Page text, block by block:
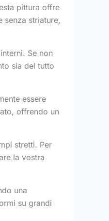
pittura offre
senza striature,
Se non
sia del tutto
essere
offrendo un
stretti. Per
la vostra
una
su grandi